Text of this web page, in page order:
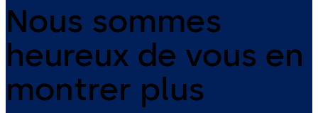
Nous sommes
heureux de vous en
montrer plus